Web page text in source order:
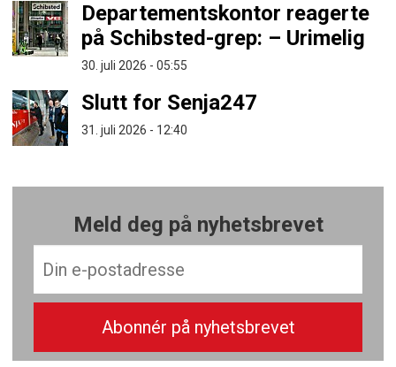
Departementskontor reagerte
på Schibsted-grep: – Urimelig
30. juli 2026 - 05:55
Slutt for Senja247
31. juli 2026 - 12:40
Meld deg på nyhetsbrevet